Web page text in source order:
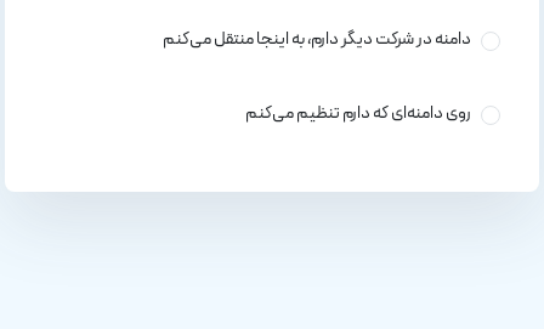
دامنه در شرکت دیگر دارم، به اینجا منتقل می‌کنم
روی دامنه‌ای که دارم تنظیم می‌کنم